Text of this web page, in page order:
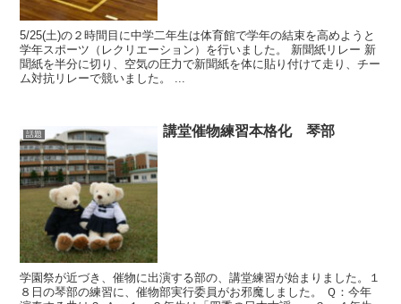
5/25(土)の２時間目に中学二年生は体育館で学年の結束を高めようと
学年スポーツ（レクリエーション）を行いました。 新聞紙リレー 新
聞紙を半分に切り、空気の圧力で新聞紙を体に貼り付けて走り、チー
ム対抗リレーで競いました。 ...
話題 講堂催物練習本格化 琴部
学園祭が近づき、催物に出演する部の、講堂練習が始まりました。１
８日の琴部の練習に、催物部実行委員がお邪魔しました。 Ｑ：今年